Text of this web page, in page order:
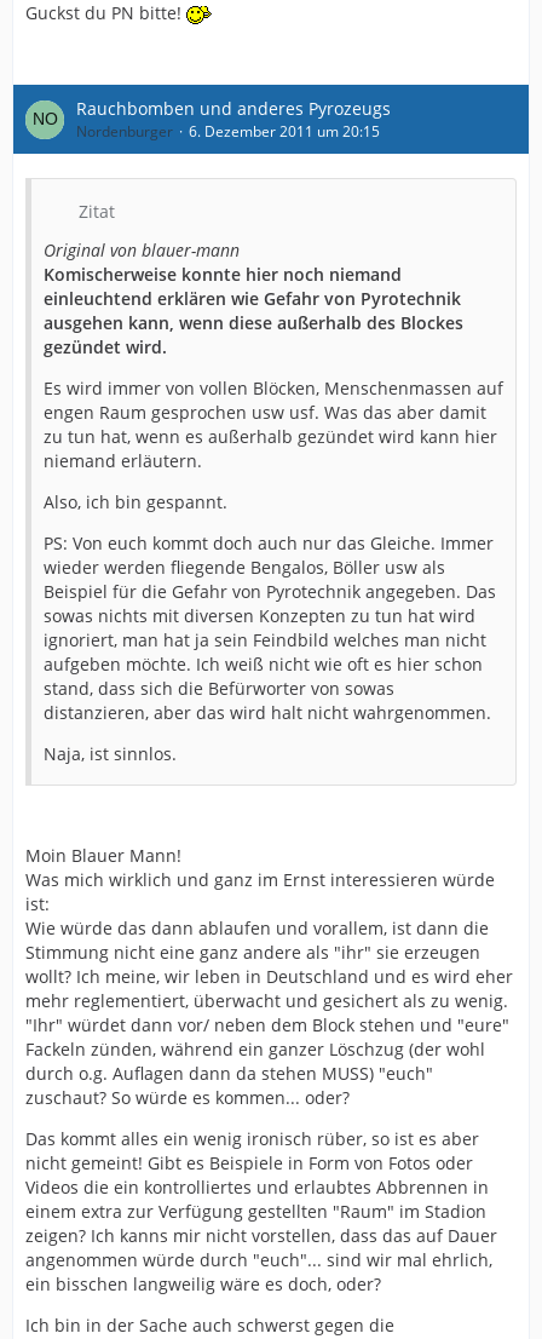
Guckst du PN bitte!
Rauchbomben und anderes Pyrozeugs
Nordenburger 6. Dezember 2011 um 20:15
Zitat
Original von blauer-mann
Komischerweise konnte hier noch niemand
einleuchtend erklären wie Gefahr von Pyrotechnik
ausgehen kann, wenn diese außerhalb des Blockes
gezündet wird.
Es wird immer von vollen Blöcken, Menschenmassen auf
engen Raum gesprochen usw usf. Was das aber damit
zu tun hat, wenn es außerhalb gezündet wird kann hier
niemand erläutern.
Also, ich bin gespannt.
PS: Von euch kommt doch auch nur das Gleiche. Immer
wieder werden fliegende Bengalos, Böller usw als
Beispiel für die Gefahr von Pyrotechnik angegeben. Das
sowas nichts mit diversen Konzepten zu tun hat wird
ignoriert, man hat ja sein Feindbild welches man nicht
aufgeben möchte. Ich weiß nicht wie oft es hier schon
stand, dass sich die Befürworter von sowas
distanzieren, aber das wird halt nicht wahrgenommen.
Naja, ist sinnlos.
Moin Blauer Mann!
Was mich wirklich und ganz im Ernst interessieren würde
ist:
Wie würde das dann ablaufen und vorallem, ist dann die
Stimmung nicht eine ganz andere als "ihr" sie erzeugen
wollt? Ich meine, wir leben in Deutschland und es wird eher
mehr reglementiert, überwacht und gesichert als zu wenig.
"Ihr" würdet dann vor/ neben dem Block stehen und "eure"
Fackeln zünden, während ein ganzer Löschzug (der wohl
durch o.g. Auflagen dann da stehen MUSS) "euch"
zuschaut? So würde es kommen... oder?
Das kommt alles ein wenig ironisch rüber, so ist es aber
nicht gemeint! Gibt es Beispiele in Form von Fotos oder
Videos die ein kontrolliertes und erlaubtes Abbrennen in
einem extra zur Verfügung gestellten "Raum" im Stadion
zeigen? Ich kanns mir nicht vorstellen, dass das auf Dauer
angenommen würde durch "euch"... sind wir mal ehrlich,
ein bisschen langweilig wäre es doch, oder?
Ich bin in der Sache auch schwerst gegen die